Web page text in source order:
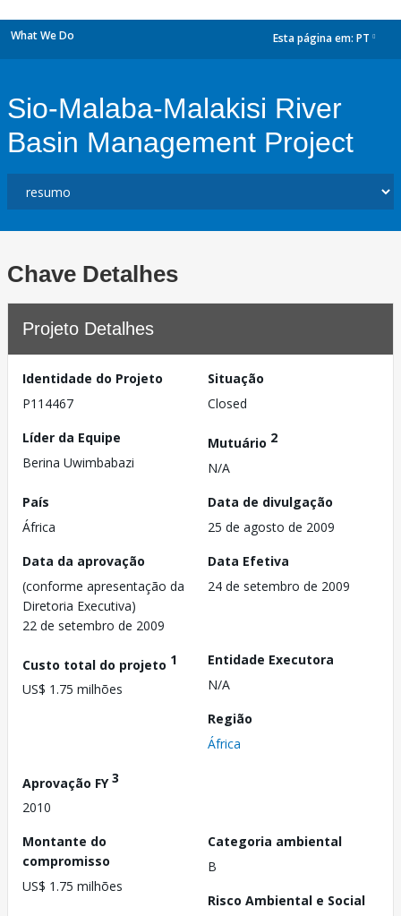
What We Do Esta página em: PT
Sio-Malaba-Malakisi River
Basin Management Project
Chave Detalhes
Projeto Detalhes
Identidade do Projeto
P114467
Situação
Closed
Líder da Equipe
Berina Uwimbabazi
Mutuário 2
N/A
País
África
Data de divulgação
25 de agosto de 2009
Data da aprovação
(conforme apresentação da
Diretoria Executiva)
22 de setembro de 2009
Data Efetiva
24 de setembro de 2009
Custo total do projeto 1
US$ 1.75 milhões
Entidade Executora
N/A
Região
África
Aprovação FY3
2010
Montante do
compromisso
US$ 1.75 milhões
Categoria ambiental
B
Risco Ambiental e Social